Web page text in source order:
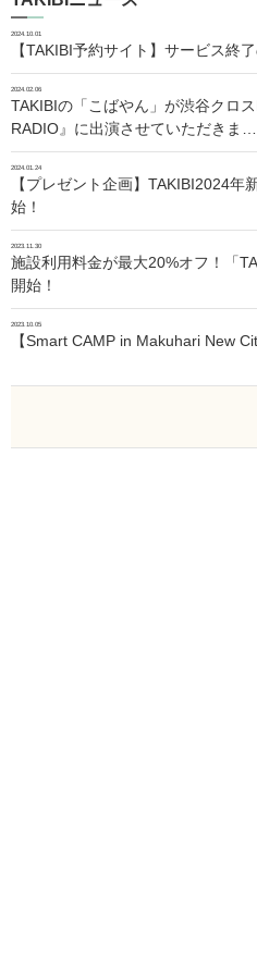
2024.10.01
【TAKIBI予約サイト】サービス終
2024.02.06
TAKIBIの「こばやん」が渋谷クロ
RADIO』に出演させていただきま…
2024.01.24
【プレゼント企画】TAKIBI2024年
始！
2023.11.30
施設利用料金が最大20%オフ！「
開始！
2023.10.05
【Smart CAMP in Makuhari New